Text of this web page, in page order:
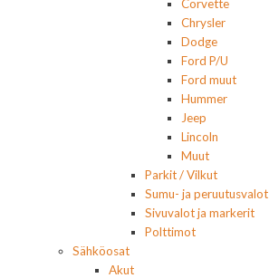
Corvette
Chrysler
Dodge
Ford P/U
Ford muut
Hummer
Jeep
Lincoln
Muut
Parkit / Vilkut
Sumu- ja peruutusvalot
Sivuvalot ja markerit
Polttimot
Sähköosat
Akut